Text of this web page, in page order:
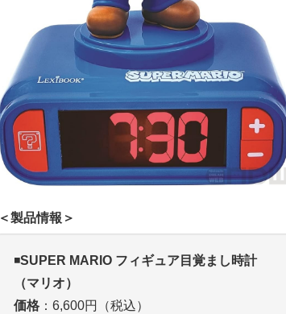
＜製品情報＞
◾️SUPER MARIO フィギュア目覚まし時計
（マリオ）
価格：6,600円（税込）